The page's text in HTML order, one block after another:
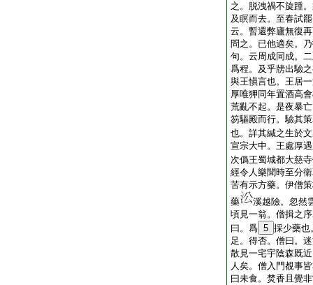
之。脱洩禍不旋踵
及瞑而去。至春試
云。暫還弊廬無復
問之。已他適矣。
句。云周成同成。
爲程。及乎牓出驗
與王愼言也。王居
厚唯狎同年置酒高
荒亂不起。是夜暴
笏驅殿而行。驗其
也。詳其緘之生於
宣宗大中。王處厚
次僞王蜀城都大慈
經令人樂聞時至分
苦有示方藥。伊僧
藥
溪越險。忽然
頃見一翁。僧揖之
曰。爲 5 採少藥也
足。得否。僧曰。
散見一宅宇陰森既
人矣。僧入門覩事
曰未食。焚香且覺